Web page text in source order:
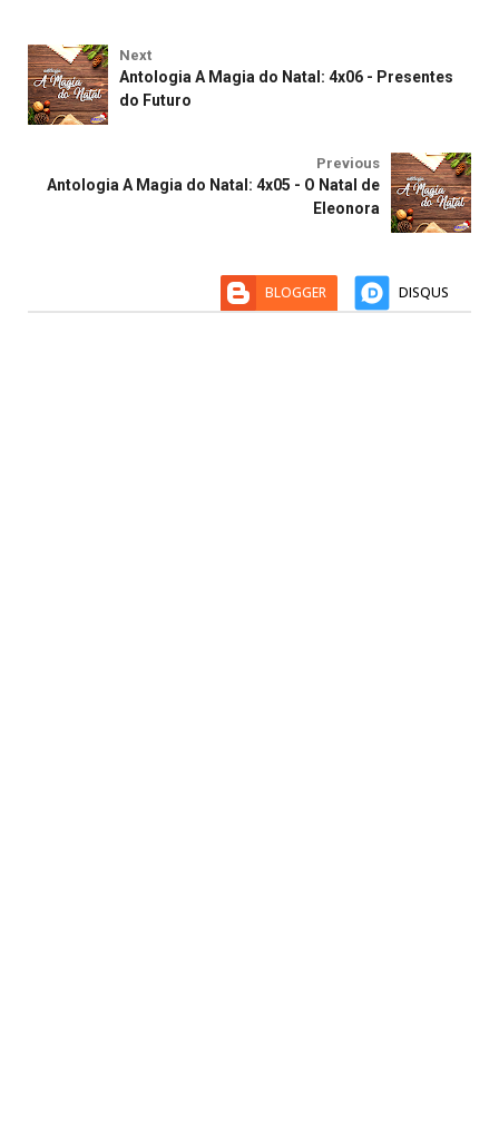
Next
Antologia A Magia do Natal: 4x06 - Presentes
do Futuro
Previous
Antologia A Magia do Natal: 4x05 - O Natal de
Eleonora
BLOGGER DISQUS